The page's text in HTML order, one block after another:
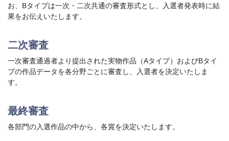
お、Bタイプは一次・二次共通の審査形式とし、入選者発表時に結
果をお伝えいたします。
二次審査
一次審査通過者より提出された実物作品（Aタイプ）およびBタイ
プの作品データを各分野ごとに審査し、入選者を決定いたしま
す。
最終審査
各部門の入選作品の中から、各賞を決定いたします。